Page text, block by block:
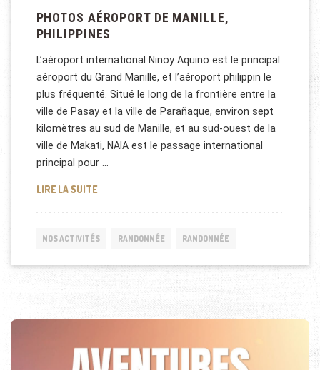
PHOTOS AÉROPORT DE MANILLE,
PHILIPPINES
L’aéroport international Ninoy Aquino est le principal
aéroport du Grand Manille, et l’aéroport philippin le
plus fréquenté. Situé le long de la frontière entre la
ville de Pasay et la ville de Parañaque, environ sept
kilomètres au sud de Manille, et au sud-ouest de la
ville de Makati, NAIA est le passage international
principal pour …
LIRE LA SUITEPHOTOS AÉROPORT DE MANILLE, PHILIPPINES
NOS ACTIVITÉS RANDONNÉE RANDONNÉE